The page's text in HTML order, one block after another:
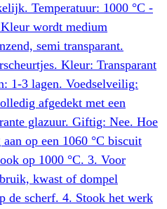
Temperatuur: 1000 °C -
wordt medium
semi transparant.
Kleur: Transparant
1-3 lagen. Voedselveilig:
afgedekt met een
glazuur. Giftig: Nee. Hoe
op een 1060 °C biscuit
op 1000 °C. 3. Voor
kwast of dompel
de scherf. 4. Stook het werk